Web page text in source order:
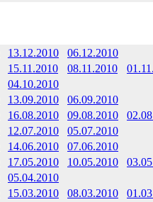
13.12.2010
06.12.2010
15.11.2010 08.11.2010
04.10.2010
13.09.2010
06.09.2010
16.08.2010 09.08.2010
12.07.2010
05.07.2010
14.06.2010
07.06.2010
17.05.2010 10.05.2010
05.04.2010
15.03.2010 08.03.2010